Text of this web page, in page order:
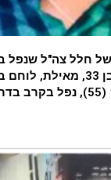
חלל צה"ל שנפל